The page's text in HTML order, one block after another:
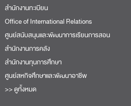
สำนักงานทะเบียน
Office of International Relations
ศูนย์สนับสนุนและพัฒนาการเรียนการสอน
สำนักงานการคลัง
สำนักงานทุนการศึกษา
ศูนย์สหกิจศึกษาและพัฒนาอาชีพ
>> ดูทั้งหมด